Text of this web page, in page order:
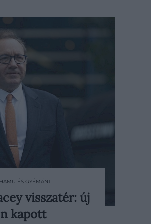
kétszeres Oscar-díjas
filmszerepet vállalt a
ÉS GYÉMÁNT
visszatér: új
kapott